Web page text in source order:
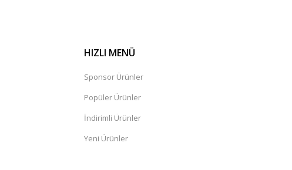
HIZLI MENÜ
Sponsor Ürünler
Popüler Ürünler
İndirimli Ürünler
Yeni Ürünler